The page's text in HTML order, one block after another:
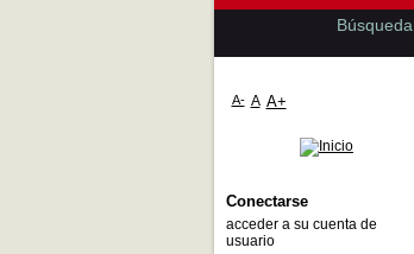
A- A A+
Conectarse
acceder a su cuenta de
usuario